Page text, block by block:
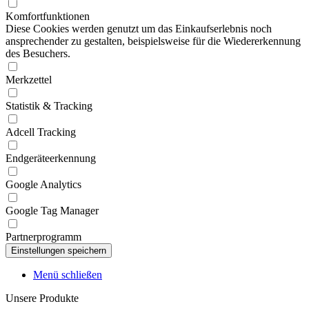
Komfortfunktionen
Diese Cookies werden genutzt um das Einkaufserlebnis noch
ansprechender zu gestalten, beispielsweise für die Wiedererkennung
des Besuchers.
Merkzettel
Statistik & Tracking
Adcell Tracking
Endgeräteerkennung
Google Analytics
Google Tag Manager
Partnerprogramm
Menü schließen
Unsere Produkte